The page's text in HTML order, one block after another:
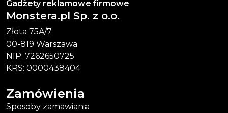
Gadżety reklamowe firmowe
Monstera.pl Sp. z o.o.
Złota 75A/7
00-819 Warszawa
NIP: 7262650725
KRS: 0000438404
Zamówienia
Sposoby zamawiania